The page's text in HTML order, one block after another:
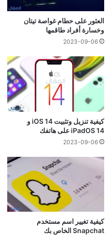
العثور على حطام غواصة تيتان
وخسارة أفراد طاقمها
2023-09-06
كيفية تنزيل وتثبيت iOS 14 و
iPadOS 14 على هاتفك
2023-09-06
كيفية تغيير اسم مستخدم
Snapchat الخاص بك